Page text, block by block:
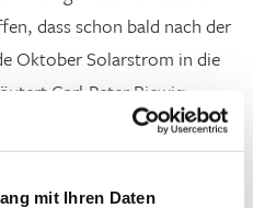
mit Ihren Daten
dass schon bald nach der
Oktober Solarstrom in die
Carl-Peter Biewig.
Kläranlage modernisiert
rund 850.000